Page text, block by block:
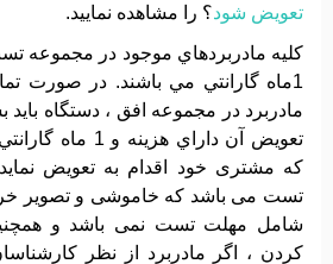
تعویض شود؟ را مشاهده نمایید.
کليه مادربردهاي موجود در مجموعه
1ماه گارانتي مي باشند. در صورت
مادربرد در مجموعه افق ، دستگاه بايد
تعويض آن داراي
که مشتری خود اقدام به تعویض
تست می باشد که خاموشی و تصویر
شامل مهلت تست نمی باشد و
کردن ، اگر مادربرد از نظر